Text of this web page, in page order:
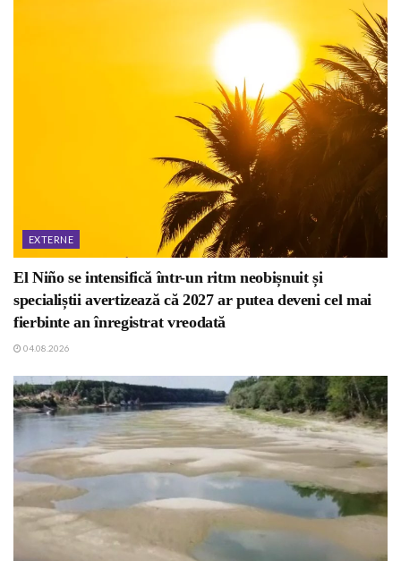
EXTERNE
El Niño se intensifică într-un ritm neobișnuit și
specialiștii avertizează că 2027 ar putea deveni cel mai
fierbinte an înregistrat vreodată
04.08.2026